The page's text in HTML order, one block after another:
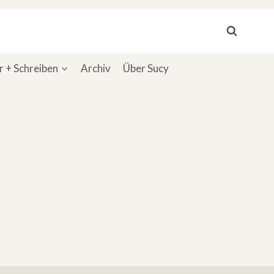
+ Schreiben Archiv Über Sucy